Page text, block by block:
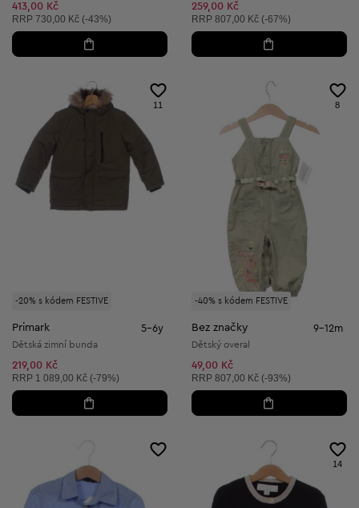
413,00 Kč
Doporučená cena:
RRP 730,00 Kč (-43%)
259,00 Kč
Doporučená cena:
RRP 807,00 Kč (-67%)
-20% s kódem FESTIVE
11
Primark 5-6y
Dětská zimní bunda
219,00 Kč
Doporučená cena:
RRP 1 089,00 Kč (-79%)
-40% s kódem FESTIVE
8
Bez značky 9-12m
Dětský overal
49,00 Kč
Doporučená cena:
RRP 807,00 Kč (-93%)
14